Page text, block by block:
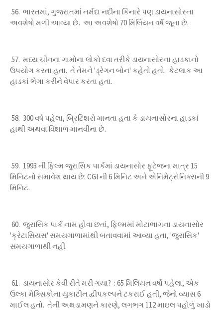
56. ભારતમાં, ગુજરાતમાં નર્મદા નદીના કિનારે પણ ડાયનાસોરના
અવશેષો મળી આવ્યા છે. આ અવશેષો 70 મિલિયન વર્ષ જૂના છે.
57. મધ્ય ચીનના ગામોના લોકો દવા તરીકે ડાયનાસોરના હાડકાનો
ઉપયોગ કરતા હતા. તે તેમને 'ડ્રેગન બોન' કહેતો હતો. કેટલાક આ
હાડકાં ભેગા કરીને વેપાર કરતા હતા.
58. 300 વર્ષ પહેલા, બ્રિટિશરો માનતા હતા કે ડાયનાસોરના હાડકાં
હાથી અથવા વિશાળ માનવીના છે.
59. 1993 ની ફિલ્મ જુરાસિક પાર્કમાં ડાયનાસોર ફૂટેજના માત્ર 15
મિનિટનો સમાવેશ થાય છે: CGI ની 6 મિનિટ અને એનિમેટ્રોનિક્સની 9
મિનિટ.
60. જુરાસિક પાર્ક નામ હોવા છતાં, ફિલ્મમાં મોટાભાગના ડાયનાસોર
'ક્રેટાસિયસ' સમયગાળામાંથી બતાવવામાં આવ્યા હતા, 'જુરાસિક'
સમયગાળાથી નહીં.
61. ડાયનાસોર કેવી રીતે મરી ગયા? : 65 મિલિયન વર્ષો પહેલા, એક
ઉલ્કા મેક્સિકોના યુકાટીન દ્વીપકલ્પને ટકરાઈ હતી, જેનો વ્યાસ 6
માઈલ હતો. તેની અથડામણને કારણે, લગભગ 112 માઇલ પહોળું ખાડો